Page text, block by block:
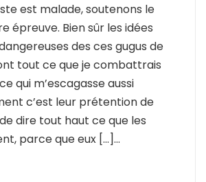
est malade, soutenons le
épreuve. Bien sûr les idées
des ces gugus de
tout ce que je combattrais
qui m’escagasse aussi
c’est leur prétention de
dire tout haut ce que les
parce que eux […]...